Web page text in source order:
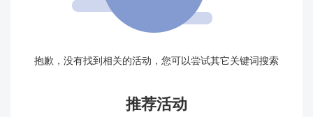
抱歉，没有找到相关的活动，您可以尝试其它关键词搜索
推荐活动